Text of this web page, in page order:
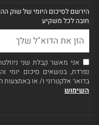
הירשם לסיכום היומי של שוק
חובה לכל משקיע
אני מאשר קבלת שני
נפרדת, בנושאים סיכום יומי
בדואר אלקטרוני ו/ או באמצעות
השימוש